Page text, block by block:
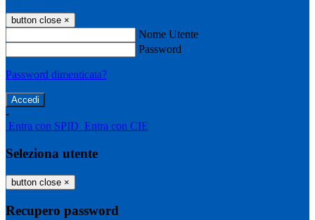
button close ×
Nome Utente
Password
Password dimenticata?
-
Entra con SPID Entra con CIE
Seleziona utente
button close ×
Recupero password